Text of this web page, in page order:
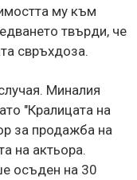
му към
твърди, че
свръхдоза.
Миналия
"Кралицата на
за продажба на
на актьора.
осъден на 30